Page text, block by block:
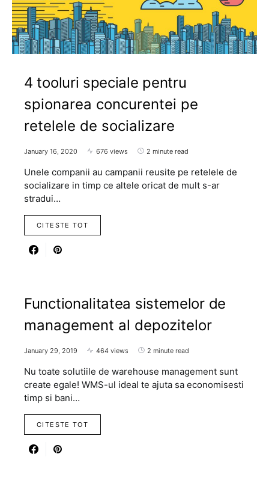
4 tooluri speciale pentru
spionarea concurentei pe
retelele de socializare
January 16, 2020 676 views 2 minute read
Unele companii au campanii reusite pe retelele de
socializare in timp ce altele oricat de mult s-ar
stradui…
CITESTE TOT
Functionalitatea sistemelor de
management al depozitelor
January 29, 2019 464 views 2 minute read
Nu toate solutiile de warehouse management sunt
create egale! WMS-ul ideal te ajuta sa economisesti
timp si bani…
CITESTE TOT